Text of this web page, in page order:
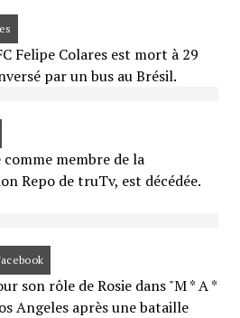
Felipe Colares est mort à 29
par un bus au Brésil.
membre de la
Repo de truTv, est décédée.
son rôle de Rosie dans "M * A *
Angeles après une bataille